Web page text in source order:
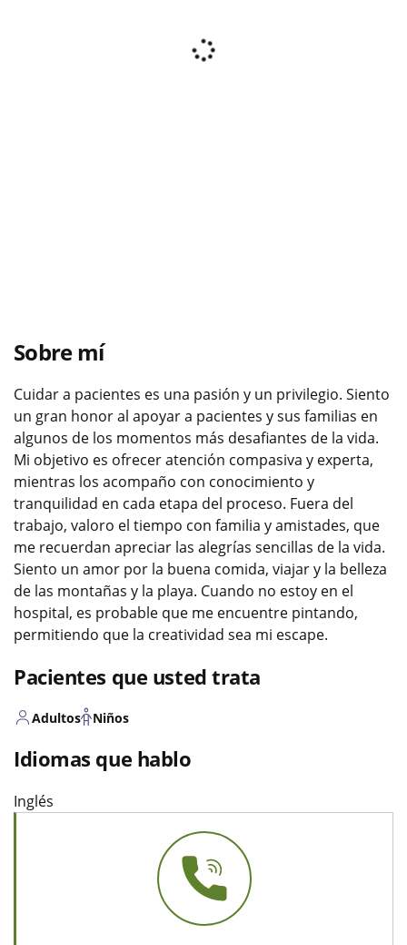
Sobre mí
Cuidar a pacientes es una pasión y un privilegio. Siento
un gran honor al apoyar a pacientes y sus familias en
algunos de los momentos más desafiantes de la vida.
Mi objetivo es ofrecer atención compasiva y experta,
mientras los acompaño con conocimiento y
tranquilidad en cada etapa del proceso. Fuera del
trabajo, valoro el tiempo con familia y amistades, que
me recuerdan apreciar las alegrías sencillas de la vida.
Siento un amor por la buena comida, viajar y la belleza
de las montañas y la playa. Cuando no estoy en el
hospital, es probable que me encuentre pintando,
permitiendo que la creatividad sea mi escape.
Pacientes que usted trata
Adultos Niños
Idiomas que hablo
Inglés